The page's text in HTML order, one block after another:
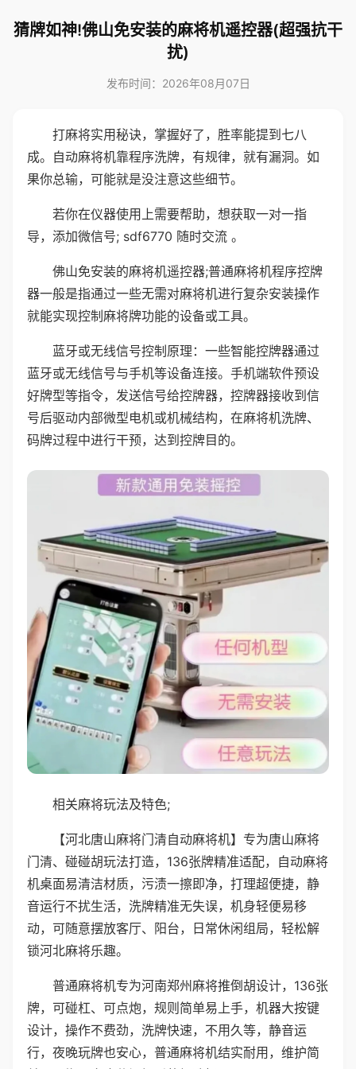
猜牌如神!佛山免安装的麻将机遥控器(超强抗干
扰)
发布时间：2026年08月07日
打麻将实用秘诀，掌握好了，胜率能提到七八
成。自动麻将机靠程序洗牌，有规律，就有漏洞。如
果你总输，可能就是没注意这些细节。
若你在仪器使用上需要帮助，想获取一对一指
导，添加微信号; sdf6770 随时交流 。
佛山免安装的麻将机遥控器;普通麻将机程序控牌
器一般是指通过一些无需对麻将机进行复杂安装操作
就能实现控制麻将牌功能的设备或工具。
蓝牙或无线信号控制原理：一些智能控牌器通过
蓝牙或无线信号与手机等设备连接。手机端软件预设
好牌型等指令，发送信号给控牌器，控牌器接收到信
号后驱动内部微型电机或机械结构，在麻将机洗牌、
码牌过程中进行干预，达到控牌目的。
相关麻将玩法及特色;
【河北唐山麻将门清自动麻将机】专为唐山麻将
门清、碰碰胡玩法打造，136张牌精准适配，自动麻将
机桌面易清洁材质，污渍一擦即净，打理超便捷，静
音运行不扰生活，洗牌精准无失误，机身轻便易移
动，可随意摆放客厅、阳台，日常休闲组局，轻松解
锁河北麻将乐趣。
普通麻将机专为河南郑州麻将推倒胡设计，136张
牌，可碰杠、可点炮，规则简单易上手，机器大按键
设计，操作不费劲，洗牌快速，不用久等，静音运
行，夜晚玩牌也安心，普通麻将机结实耐用，维护简